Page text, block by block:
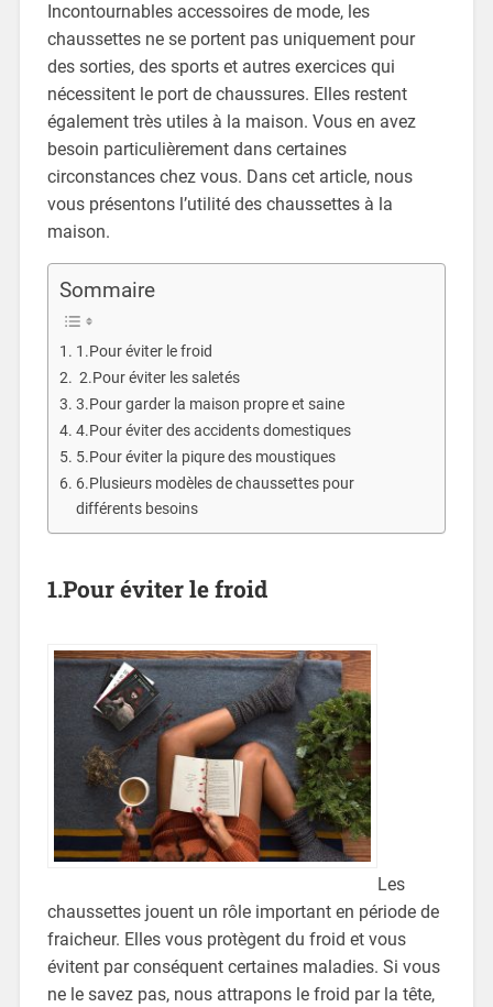
Incontournables accessoires de mode, les
chaussettes ne se portent pas uniquement pour
des sorties, des sports et autres exercices qui
nécessitent le port de chaussures. Elles restent
également très utiles à la maison. Vous en avez
besoin particulièrement dans certaines
circonstances chez vous. Dans cet article, nous
vous présentons l’utilité des chaussettes à la
maison.
Sommaire
1.Pour éviter le froid
2.Pour éviter les saletés
3.Pour garder la maison propre et saine
4.Pour éviter des accidents domestiques
5.Pour éviter la piqure des moustiques
6.Plusieurs modèles de chaussettes pour
différents besoins
1.Pour éviter le froid
Les
chaussettes jouent un rôle important en période de
fraicheur. Elles vous protègent du froid et vous
évitent par conséquent certaines maladies. Si vous
ne le savez pas, nous attrapons le froid par la tête,